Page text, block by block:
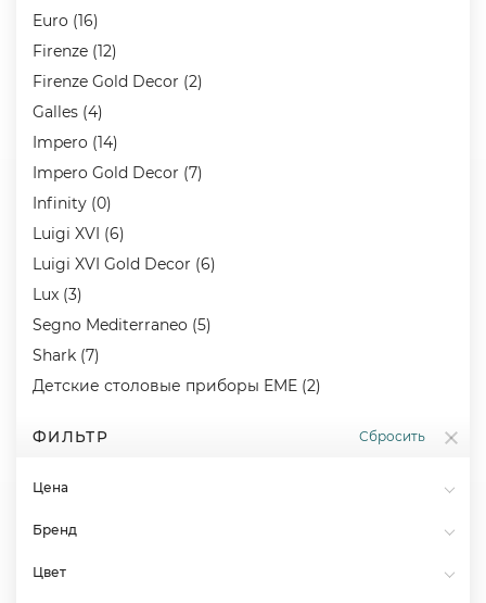
Euro (16)
Firenze (12)
Firenze Gold Decor (2)
Galles (4)
Impero (14)
Impero Gold Decor (7)
Infinity (0)
Luigi XVI (6)
Luigi XVI Gold Decor (6)
Lux (3)
Segno Mediterraneo (5)
Shark (7)
Детские столовые приборы EME (2)
ФИЛЬТР Сбросить
Цена
Бренд
Цвет